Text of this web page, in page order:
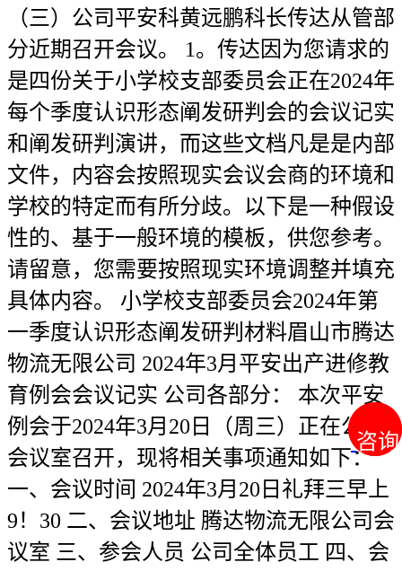
咨询
咨询
（三）公司平安科黄远鹏科长传达从管部
分近期召开会议。 1。传达因为您请求的
是四份关于小学校支部委员会正在2024年
每个季度认识形态阐发研判会的会议记实
和阐发研判演讲，而这些文档凡是是内部
文件，内容会按照现实会议会商的环境和
学校的特定而有所分歧。以下是一种假设
性的、基于一般环境的模板，供您参考。
请留意，您需要按照现实环境调整并填充
具体内容。 小学校支部委员会2024年第
一季度认识形态阐发研判材料眉山市腾达
物流无限公司 2024年3月平安出产进修教
育例会会议记实 公司各部分： 本次平安
例会于2024年3月20日（周三）正在公司
会议室召开，现将相关事项通知如下：
一、会议时间 2024年3月20日礼拜三早上
9！30 二、会议地址 腾达物流无限公司会
议室 三、参会人员 公司全体员工 四、会